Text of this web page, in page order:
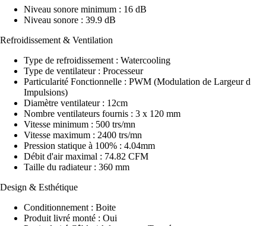
Niveau sonore minimum : 16 dB
Niveau sonore : 39.9 dB
Refroidissement & Ventilation
Type de refroidissement : Watercooling
Type de ventilateur : Processeur
Particularité Fonctionnelle : PWM (Modulation de Largeur d
Impulsions)
Diamètre ventilateur : 12cm
Nombre ventilateurs fournis : 3 x 120 mm
Vitesse minimum : 500 trs/mn
Vitesse maximum : 2400 trs/mn
Pression statique à 100% : 4.04mm
Débit d'air maximal : 74.82 CFM
Taille du radiateur : 360 mm
Design & Esthétique
Conditionnement : Boite
Produit livré monté : Oui